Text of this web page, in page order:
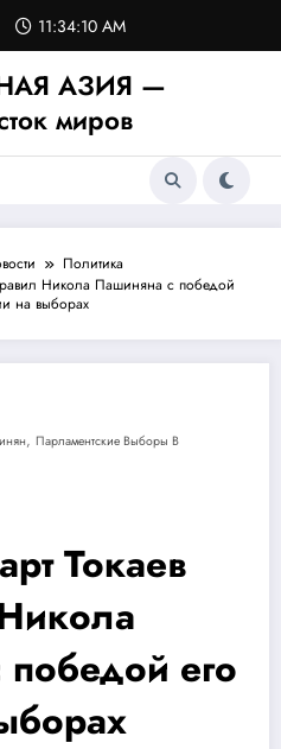
11:34:10 AM
АЗИЯ —
миров
Политика
Никола Пашиняна с победой
на выборах
, Парламентские Выборы В
Токаев
его